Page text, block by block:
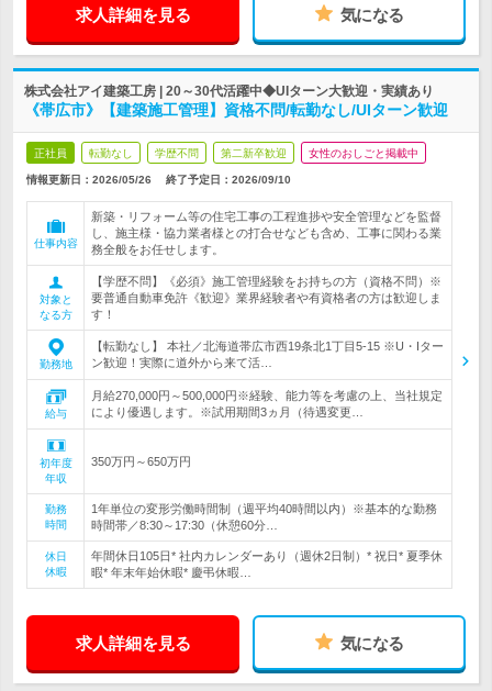
求人詳細を見る 気になる
株式会社アイ建築工房 | 20～30代活躍中◆UIターン大歓迎・実績あり
《帯広市》【建築施工管理】資格不問/転勤なし/UIターン歓迎
正社員 転勤なし 学歴不問 第二新卒歓迎 女性のおしごと掲載中
情報更新日：2026/05/26 終了予定日： 2026/09/10
仕事内容
新築・リフォーム等の住宅工事の工程進捗や安全管理などを監督
し、施主様・協力業者様との打合せなども含め、工事に関わる業
務全般をお任せします。
対象と
なる方
【学歴不問】《必須》施工管理経験をお持ちの方（資格不問）※
要普通自動車免許《歓迎》業界経験者や有資格者の方は歓迎しま
す！
勤務地
【転勤なし】 本社／北海道帯広市西19条北1丁目5-15 ※U・Iター
ン歓迎！実際に道外から来て活…
給与
月給270,000円～500,000円※経験、能力等を考慮の上、当社規定
により優遇します。※試用期間3ヵ月（待遇変更…
初年度
年収
350万円～650万円
勤務
時間
1年単位の変形労働時間制（週平均40時間以内）※基本的な勤務
時間帯／8:30～17:30（休憩60分…
休日
休暇
年間休日105日* 社内カレンダーあり（週休2日制）* 祝日* 夏季休
暇* 年末年始休暇* 慶弔休暇…
求人詳細を見る 気になる